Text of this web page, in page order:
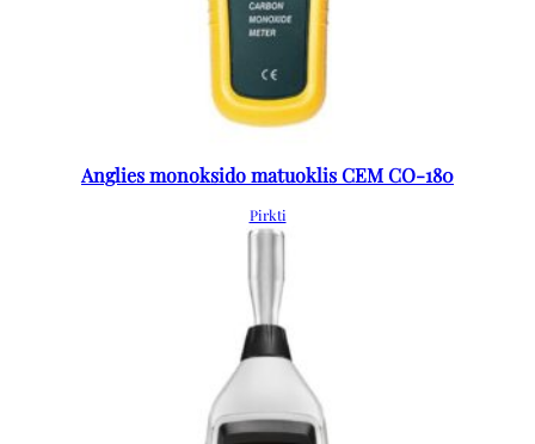
Anglies monoksido matuoklis CEM CO-180
Pirkti